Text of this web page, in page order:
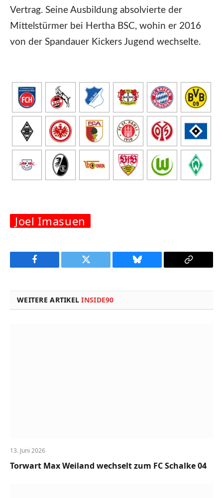
Vertrag. Seine Ausbildung absolvierte der
Mittelstürmer bei Hertha BSC, wohin er 2016
von der Spandauer Kickers Jugend wechselte.
Joel Imasuen
Facebook Twitter Bluesky
Copy
WEITERE ARTIKELINSIDE90
13. Juni 2026
Torwart Max Weiland wechselt zum FC Schalke 04